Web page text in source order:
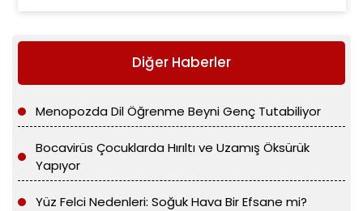
Diğer Haberler
Menopozda Dil Öğrenme Beyni Genç Tutabiliyor
Bocavirüs Çocuklarda Hırıltı ve Uzamış Öksürük
Yapıyor
Yüz Felci Nedenleri: Soğuk Hava Bir Efsane mi?